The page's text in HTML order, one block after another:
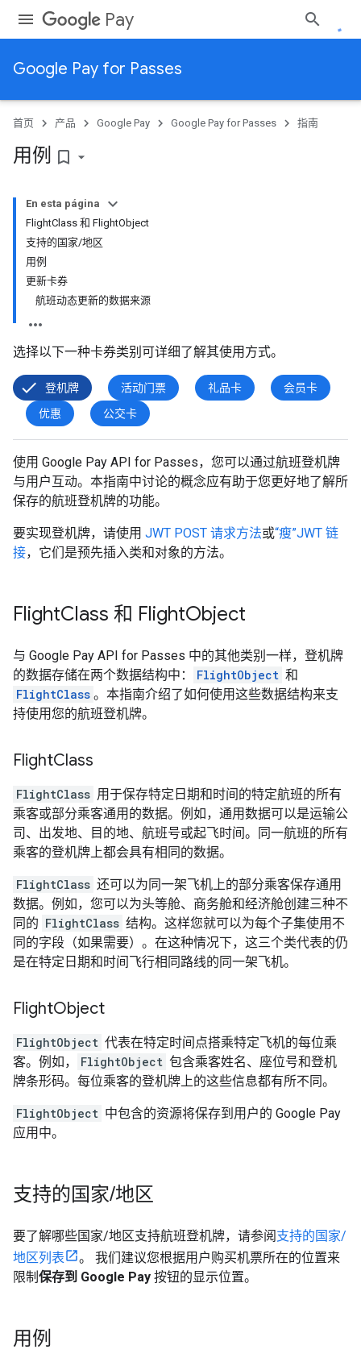
Pay
Google Pay for Passes
首页 产品 Google Pay Google Pay for Passes 指南
用例 bookmark_border
En esta página
FlightClass 和 FlightObject
支持的国家/地区
用例
更新卡券
航班动态更新的数据来源
选择以下一种卡券类别可详细了解其使用方式。
登机牌 活动门票 礼品卡
会员卡
优惠
公交卡
使用 Google Pay API for Passes，您可以通过航班登机牌
与用户互动。本指南中讨论的概念应有助于您更好地了解所
保存的航班登机牌的功能。
要实现登机牌，请使用 JWT POST 请求方法或“瘦”JWT 链
接，它们是预先插入类和对象的方法。
FlightClass 和 FlightObject
与 Google Pay API for Passes 中的其他类别一样，登机牌
的数据存储在两个数据结构中：
FlightObject 和
FlightClass 。本指南介绍了如何使用这些数据结构来支
持使用您的航班登机牌。
FlightClass
FlightClass 用于保存特定日期和时间的特定航班的所有
乘客或部分乘客通用的数据。例如，通用数据可以是运输公
司、出发地、目的地、航班号或起飞时间。同一航班的所有
乘客的登机牌上都会具有相同的数据。
FlightClass 还可以为同一架飞机上的部分乘客保存通用
数据。例如，您可以为头等舱、商务舱和经济舱创建三种不
同的 FlightClass 结构。这样您就可以为每个子集使用不
同的字段（如果需要）。在这种情况下，这三个类代表的仍
是在特定日期和时间飞行相同路线的同一架飞机。
FlightObject
FlightObject 代表在特定时间点搭乘特定飞机的每位乘
客。例如，
FlightObject 包含乘客姓名、座位号和登机
牌条形码。每位乘客的登机牌上的这些信息都有所不同。
FlightObject 中包含的资源将保存到用户的 Google Pay
应用中。
支持的国家/地区
要了解哪些国家/地区支持航班登机牌，请参阅支持的国家/
地区列表
。 我们建议您根据用户购买机票所在的位置来
限制 保存到 Google Pay 按钮的显示位置。
用例